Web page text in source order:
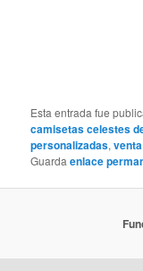
Esta entrada fue
camisetas celestes
personalizadas,
Guardaenlace